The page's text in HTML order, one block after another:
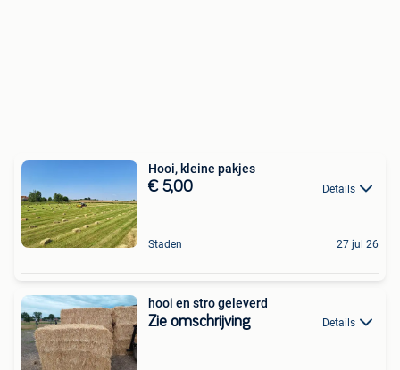
Hooi, kleine pakjes
€ 5,00 Details
Staden 27 jul 26
hooi en stro geleverd
Zie omschrijving Details